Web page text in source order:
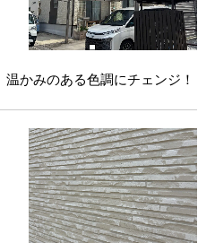
かみのある色調にチェンジ！